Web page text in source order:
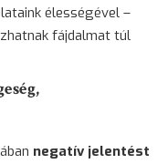
élességével –
fájdalmat túl
negatív jelentést